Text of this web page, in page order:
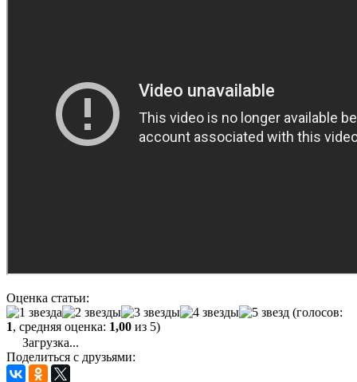
Оценка статьи:
(голосов:
1, средняя оценка: 1,00 из 5)
Загрузка...
Поделиться с друзьями: